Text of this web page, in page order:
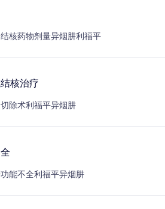
核药物剂量异烟肼利福平
核治疗
除术利福平异烟肼
能不全利福平异烟肼